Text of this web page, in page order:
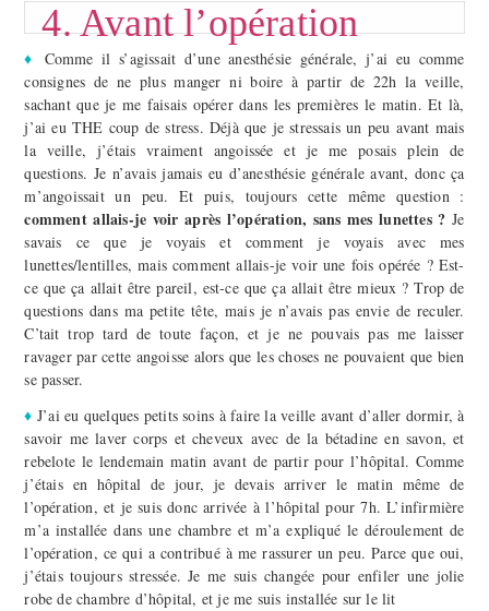
4. Avant l’opération
♦
Comme il s’agissait d’une anesthésie générale, j’ai eu comme
consignes de ne plus manger ni boire à partir de 22h la veille,
sachant que je me faisais opérer dans les premières le matin. Et là,
j’ai eu THE coup de stress. Déjà que je stressais un peu avant mais
la veille, j’étais vraiment angoissée et je me posais plein de
questions. Je n’avais jamais eu d’anesthésie générale avant, donc ça
m’angoissait un peu. Et puis, toujours cette même question :
comment allais-je voir après l’opération, sans mes lunettes ? Je
savais ce que je voyais et comment je voyais avec mes
lunettes/lentilles, mais comment allais-je voir une fois opérée ? Est-
ce que ça allait être pareil, est-ce que ça allait être mieux ? Trop de
questions dans ma petite tête, mais je n’avais pas envie de reculer.
C’tait trop tard de toute façon, et je ne pouvais pas me laisser
ravager par cette angoisse alors que les choses ne pouvaient que bien
se passer.
♦ J’ai eu quelques petits soins à faire la veille avant d’aller dormir, à
savoir me laver corps et cheveux avec de la bétadine en savon, et
rebelote le lendemain matin avant de partir pour l’hôpital. Comme
j’étais en hôpital de jour, je devais arriver le matin même de
l’opération, et je suis donc arrivée à l’hôpital pour 7h. L’infirmière
m’a installée dans une chambre et m’a expliqué le déroulement de
l’opération, ce qui a contribué à me rassurer un peu. Parce que oui,
j’étais toujours stressée. Je me suis changée pour enfiler une jolie
robe de chambre d’hôpital, et je me suis installée sur le lit